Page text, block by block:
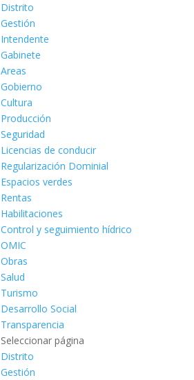
Distrito
Gestión
Intendente
Gabinete
Areas
Gobierno
Cultura
Producción
Seguridad
Licencias de conducir
Regularización Dominial
Espacios verdes
Rentas
Habilitaciones
Control y seguimiento hídrico
OMIC
Obras
Salud
Turismo
Desarrollo Social
Transparencia
Seleccionar página
Distrito
Gestión